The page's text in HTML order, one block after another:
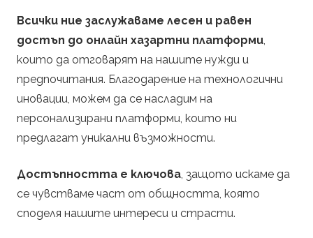
Всички ние заслужаваме лесен и равен
достъп до онлайн хазартни платформи,
които да отговарят на нашите нужди и
предпочитания. Благодарение на технологични
иновации, можем да се насладим на
персонализирани платформи, които ни
предлагат уникални възможности.
Достъпността е ключова, защото искаме да
се чувстваме част от общността, която
споделя нашите интереси и страсти.